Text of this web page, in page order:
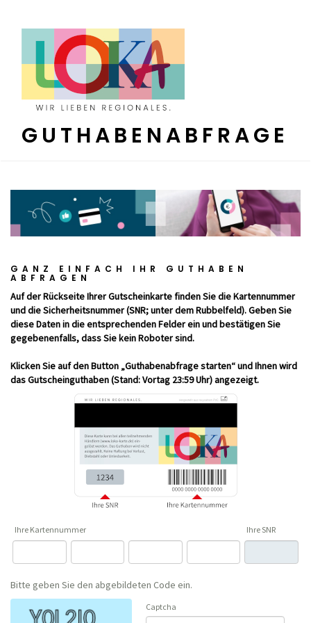
GUTHABENABFRAGE
GANZ EINFACH IHR GUTHABEN
ABFRAGEN
Auf der Rückseite Ihrer Gutscheinkarte finden Sie die Kartennummer
und die Sicherheitsnummer (SNR; unter dem Rubbelfeld). Geben Sie
diese Daten in die entsprechenden Felder ein und bestätigen Sie
gegebenenfalls, dass Sie kein Roboter sind.
Klicken Sie auf den Button „Guthabenabfrage starten“ und Ihnen wird
das Gutscheinguthaben (Stand: Vortag 23:59 Uhr) angezeigt.
Bitte geben Sie den abgebildeten Code ein.
Captcha